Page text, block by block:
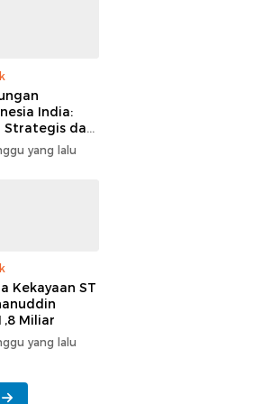
India:
Strategis dan
Baru
yang lalu
Kekayaan ST
Miliar
yang lalu